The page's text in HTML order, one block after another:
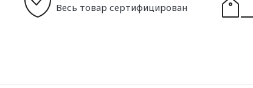
Весь товар сертифицирован